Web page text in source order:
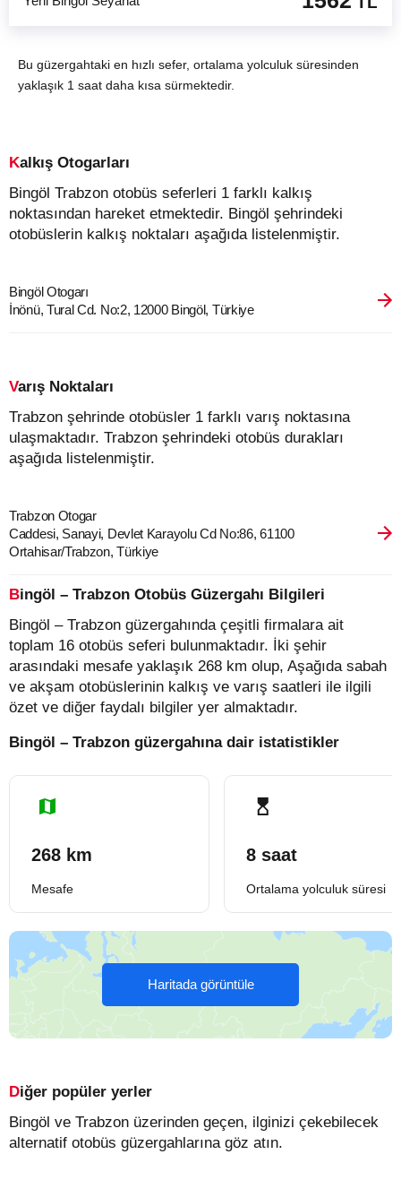
Bu güzergahtaki en hızlı sefer, ortalama yolculuk süresinden
yaklaşık 1 saat daha kısa sürmektedir.
Kalkış Otogarları
Bingöl Trabzon otobüs seferleri 1 farklı kalkış
noktasından hareket etmektedir. Bingöl şehrindeki
otobüslerin kalkış noktaları aşağıda listelenmiştir.
Bingöl Otogarı
İnönü, Tural Cd. No:2, 12000 Bingöl, Türkiye
Varış Noktaları
Trabzon şehrinde otobüsler 1 farklı varış noktasına
ulaşmaktadır. Trabzon şehrindeki otobüs durakları
aşağıda listelenmiştir.
Trabzon Otogar
Caddesi, Sanayi, Devlet Karayolu Cd No:86, 61100
Ortahisar/Trabzon, Türkiye
Bingöl – Trabzon Otobüs Güzergahı Bilgileri
Bingöl – Trabzon güzergahında çeşitli firmalara ait
toplam 16 otobüs seferi bulunmaktadır. İki şehir
arasındaki mesafe yaklaşık 268 km olup, Aşağıda sabah
ve akşam otobüslerinin kalkış ve varış saatleri ile ilgili
özet ve diğer faydalı bilgiler yer almaktadır.
Bingöl – Trabzon güzergahına dair istatistikler
268 km
Mesafe
8 saat
Ortalama yolculuk süresi
Haritada görüntüle
Diğer popüler yerler
Bingöl ve Trabzon üzerinden geçen, ilginizi çekebilecek
alternatif otobüs güzergahlarına göz atın.